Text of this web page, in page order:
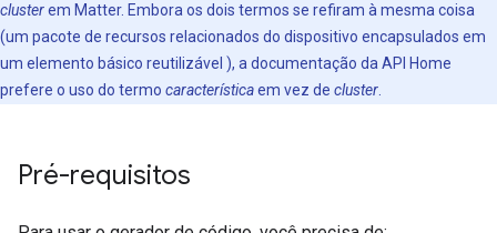
clusterem Matter. Embora os dois termos se refiram à mesma coisa
(um pacote de recursos relacionados do dispositivo encapsulados em
um elemento básico reutilizável ), a documentação da API Home
prefere o uso do termo característicaem vez de cluster
Pré-requisitos